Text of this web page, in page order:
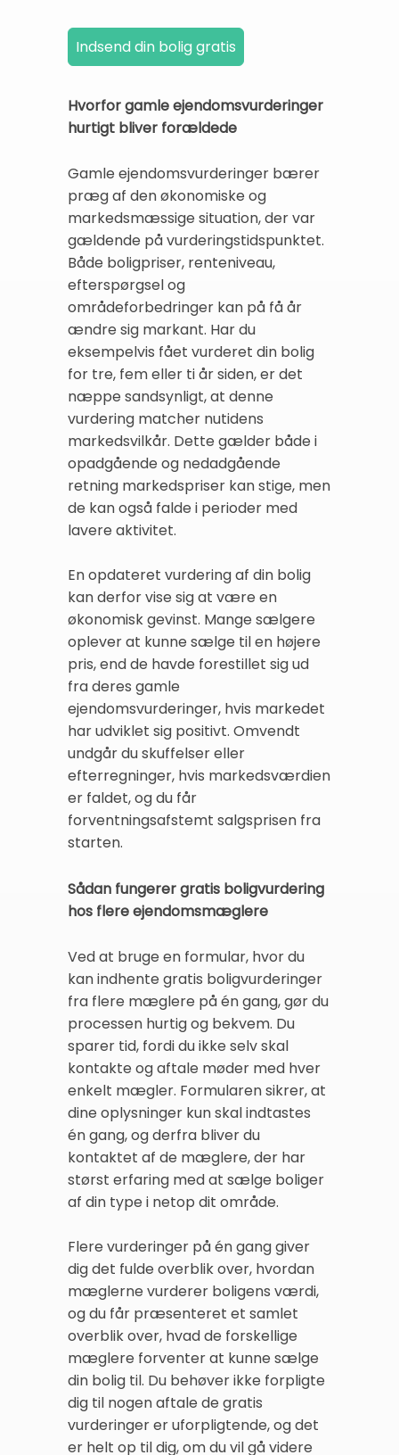
Hvorfor gamle ejendomsvurderinger
hurtigt bliver forældede
Gamle ejendomsvurderinger bærer
præg af den økonomiske og
markedsmæssige situation, der var
gældende på vurderingstidspunktet.
Både boligpriser, renteniveau,
efterspørgsel og
områdeforbedringer kan på få år
ændre sig markant. Har du
eksempelvis fået vurderet din bolig
for tre, fem eller ti år siden, er det
næppe sandsynligt, at denne
vurdering matcher nutidens
markedsvilkår. Dette gælder både i
opadgående og nedadgående
retning markedspriser kan stige, men
de kan også falde i perioder med
lavere aktivitet.
En opdateret vurdering af din bolig
kan derfor vise sig at være en
økonomisk gevinst. Mange sælgere
oplever at kunne sælge til en højere
pris, end de havde forestillet sig ud
fra deres gamle
ejendomsvurderinger, hvis markedet
har udviklet sig positivt. Omvendt
undgår du skuffelser eller
efterregninger, hvis markedsværdien
er faldet, og du får
forventningsafstemt salgsprisen fra
starten.
Sådan fungerer gratis boligvurdering
hos flere ejendomsmæglere
Ved at bruge en formular, hvor du
kan indhente gratis boligvurderinger
fra flere mæglere på én gang, gør du
processen hurtig og bekvem. Du
sparer tid, fordi du ikke selv skal
kontakte og aftale møder med hver
enkelt mægler. Formularen sikrer, at
dine oplysninger kun skal indtastes
én gang, og derfra bliver du
kontaktet af de mæglere, der har
størst erfaring med at sælge boliger
af din type i netop dit område.
Flere vurderinger på én gang giver
dig det fulde overblik over, hvordan
mæglerne vurderer boligens værdi,
og du får præsenteret et samlet
overblik over, hvad de forskellige
mæglere forventer at kunne sælge
din bolig til. Du behøver ikke forpligte
dig til nogen aftale de gratis
vurderinger er uforpligtende, og det
er helt op til dig, om du vil gå videre